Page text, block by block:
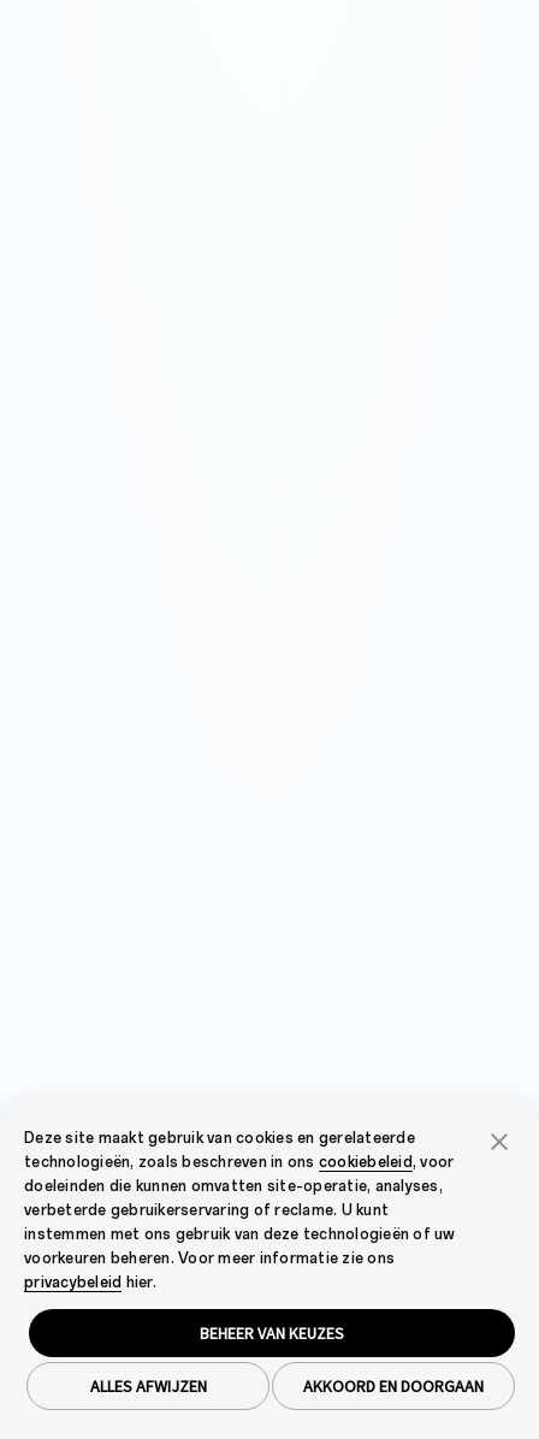
Deze site maakt gebruik van cookies en gerelateerde
technologieën, zoals beschreven in ons cookiebeleid, voor
doeleinden die kunnen omvatten site-operatie, analyses,
verbeterde gebruikerservaring of reclame. U kunt
instemmen met ons gebruik van deze technologieën of uw
voorkeuren beheren. Voor meer informatie zie ons
privacybeleid hier.
BEHEER VAN KEUZES
AKKOORD EN DOORGAAN
ALLES AFWIJZEN